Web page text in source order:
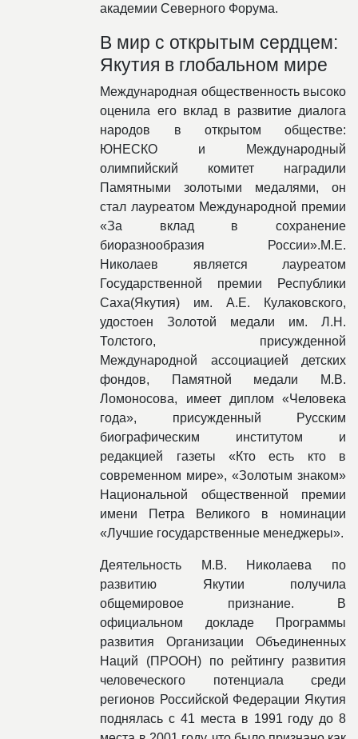
академии Северного Форума.
В мир с открытым сердцем:
Якутия в глобальном мире
Международная общественность высоко
оценила его вклад в развитие диалога
народов в открытом обществе:
ЮНЕСКО и Международный
олимпийский комитет наградили
Памятными золотыми медалями, он
стал лауреатом Международной премии
«За вклад в сохранение
биоразнообразия России».М.Е.
Николаев является лауреатом
Государственной премии Республики
Саха(Якутия) им. А.Е. Кулаковского,
удостоен Золотой медали им. Л.Н.
Толстого, присужденной
Международной ассоциацией детских
фондов, Памятной медали М.В.
Ломоносова, имеет диплом «Человека
года», присужденный Русским
биографическим институтом и
редакцией газеты «Кто есть кто в
современном мире», «Золотым знаком»
Национальной общественной премии
имени Петра Великого в номинации
«Лучшие государственные менеджеры».
Деятельность М.В. Николаева по
развитию Якутии получила
общемировое признание. В
официальном докладе Программы
развития Организации Объединенных
Наций (ПРООН) по рейтингу развития
человеческого потенциала среди
регионов Российской Федерации Якутия
поднялась с 41 места в 1991 году до 8